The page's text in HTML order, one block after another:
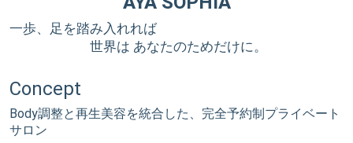
一歩、足を踏み入れれば
世界は あなたのためだけに。
Concept
Body調整と再生美容を統合した、完全予約制プライベート
サロン